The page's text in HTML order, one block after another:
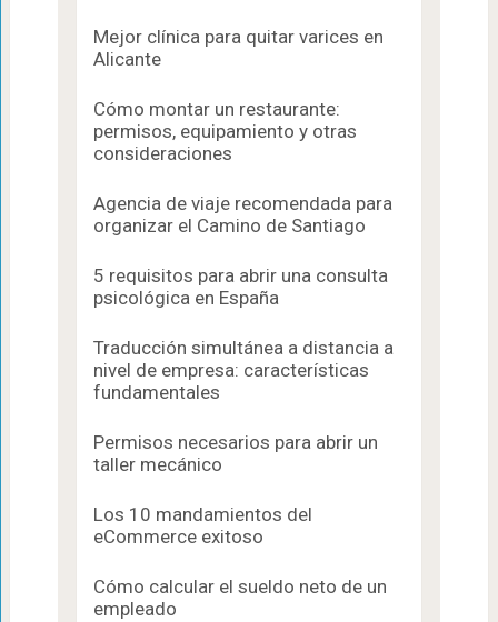
Mejor clínica para quitar varices en
Alicante
Cómo montar un restaurante:
permisos, equipamiento y otras
consideraciones
Agencia de viaje recomendada para
organizar el Camino de Santiago
5 requisitos para abrir una consulta
psicológica en España
Traducción simultánea a distancia a
nivel de empresa: características
fundamentales
Permisos necesarios para abrir un
taller mecánico
Los 10 mandamientos del
eCommerce exitoso
Cómo calcular el sueldo neto de un
empleado